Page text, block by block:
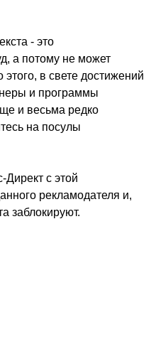
- это
а потому не может
в свете достижений
и программы
и весьма редко
на посулы
Директ с этой
рекламодателя и,
заблокируют.